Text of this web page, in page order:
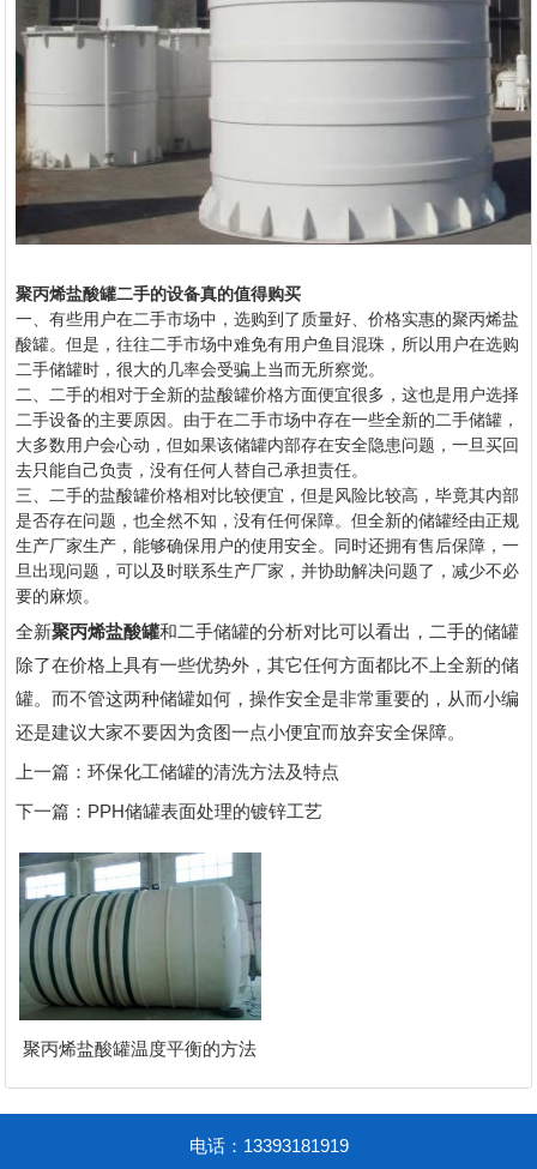
聚丙烯盐酸罐二手的设备真的值得购买
一、有些用户在二手市场中，选购到了质量好、价格实惠的聚丙烯盐
酸罐。但是，往往二手市场中难免有用户鱼目混珠，所以用户在选购
二手储罐时，很大的几率会受骗上当而无所察觉。
二、二手的相对于全新的盐酸罐价格方面便宜很多，这也是用户选择
二手设备的主要原因。由于在二手市场中存在一些全新的二手储罐，
大多数用户会心动，但如果该储罐内部存在安全隐患问题，一旦买回
去只能自己负责，没有任何人替自己承担责任。
三、二手的盐酸罐价格相对比较便宜，但是风险比较高，毕竟其内部
是否存在问题，也全然不知，没有任何保障。但全新的储罐经由正规
生产厂家生产，能够确保用户的使用安全。同时还拥有售后保障，一
旦出现问题，可以及时联系生产厂家，并协助解决问题了，减少不必
要的麻烦。
全新聚丙烯盐酸罐和二手储罐的分析对比可以看出，二手的储罐
除了在价格上具有一些优势外，其它任何方面都比不上全新的储
罐。而不管这两种储罐如何，操作安全是非常重要的，从而小编
还是建议大家不要因为贪图一点小便宜而放弃安全保障。
上一篇：环保化工储罐的清洗方法及特点
下一篇： PPH储罐表面处理的镀锌工艺
聚丙烯盐酸罐温度平衡的方法
电话：13393181919